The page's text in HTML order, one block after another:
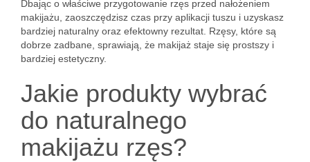
Dbając o właściwe przygotowanie rzęs przed nałożeniem
makijażu, zaoszczędzisz czas przy aplikacji tuszu i uzyskasz
bardziej naturalny oraz efektowny rezultat. Rzęsy, które są
dobrze zadbane, sprawiają, że makijaż staje się prostszy i
bardziej estetyczny.
Jakie produkty wybrać
do naturalnego
makijażu rzęs?